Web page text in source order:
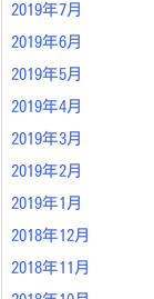
2019年7月
2019年6月
2019年5月
2019年4月
2019年3月
2019年2月
2019年1月
2018年12月
2018年11月